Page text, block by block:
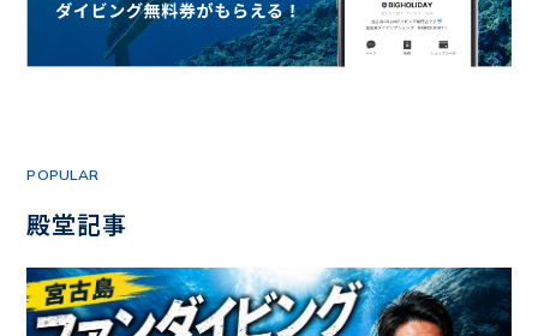
POPULAR
殿堂記事